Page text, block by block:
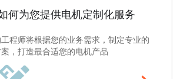
何为您提供电机定制化服务
程师将根据您的业务需求，制定专业的
，打造最合适您的电机产品